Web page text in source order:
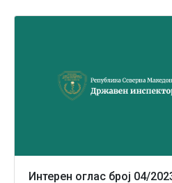
Интерен оглас број 04/